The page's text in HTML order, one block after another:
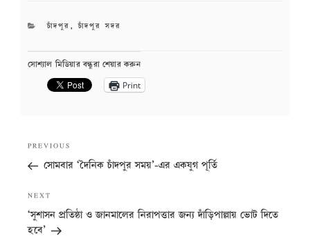
CATEGORIES
চাঁদপুর ,চাঁদপুর সদর
সোশ্যাল মিডিয়ার বন্ধুরা শেয়ার করুন
Print
navigation
Previous
Post
PREVIOUS
সোমবার ‘দৈনিক চাঁদপুর সময়’-এর একযুগ পূর্তি
Next
Post
NEXT
‘সুশাসন প্রতিষ্ঠা ও জানমালের নিরাপত্তার জন্য দাঁড়িপাল্লায় ভোট দিতে
হবে’